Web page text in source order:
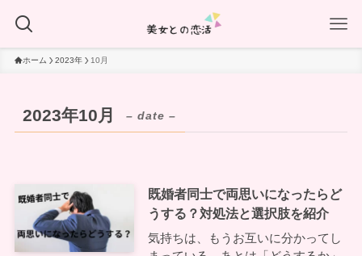
ホーム 2023年 10月
2023年10月 – date –
既婚者同士で両思いになったらど
うする？対処法と選択肢を紹介
気持ちは、もうお互いに分かってし